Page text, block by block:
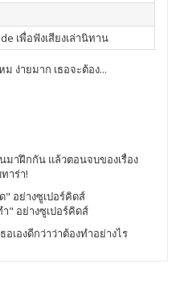
เพื่อฟังเสียงเล่านิทาน
ง่ายมาก เธอจะต้อง...
มาฝึกกัน แล้วตอนจบของเรื่อง
าร่า!
อย่างซูเปอร์คิดส์
" อย่างซูเปอร์คิดส์
เองดีกว่าว่าต้องทำอย่างไร